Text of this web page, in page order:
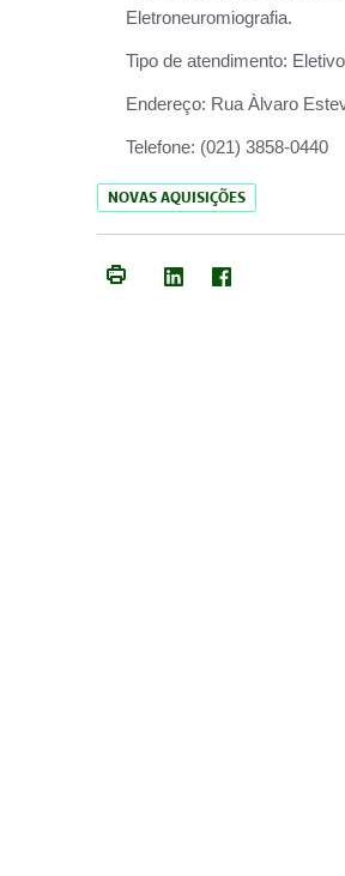
Eletroneuromiografia.
Tipo de atendimento: Eletivo
Endereço: Rua Àlvaro
Telefone: (021) 3858-0440
NOVAS AQUISIÇÕES